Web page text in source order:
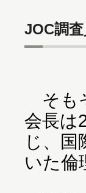
JOC調
そも
会長は
じ、
いた倫